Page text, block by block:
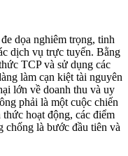
dọa nghiêm trọng, tinh
dịch vụ trực tuyến. Bằng
TCP và sử dụng các
làm cạn kiệt tài nguyên
lớn về doanh thu và uy
phải là một cuộc chiến
hoạt động, các điểm
chống là bước đầu tiên và